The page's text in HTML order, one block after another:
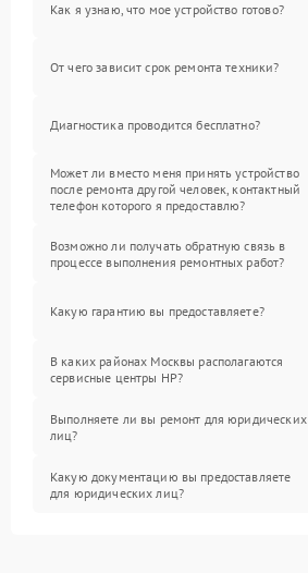
Как я узнаю, что мое устройство готово?
От чего зависит срок ремонта техники?
Диагностика проводится бесплатно?
Может ли вместо меня принять устройство
после ремонта другой человек, контактный
телефон которого я предоставлю?
Возможно ли получать обратную связь в
процессе выполнения ремонтных работ?
Какую гарантию вы предоставляете?
В каких районах Москвы располагаются
сервисные центры HP?
Выполняете ли вы ремонт для юридических
лиц?
Какую документацию вы предоставляете
для юридических лиц?